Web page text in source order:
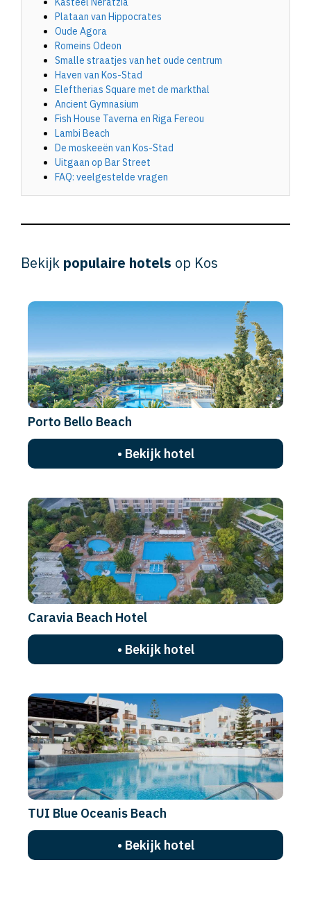
Plataan van Hippocrates
Oude Agora
Romeins Odeon
Smalle straatjes van het oude centrum
Haven van Kos-Stad
Eleftherias Square met de markthal
Ancient Gymnasium
Fish House Taverna en Riga Fereou
Lambi Beach
De moskeeën van Kos-Stad
Uitgaan op Bar Street
FAQ: veelgestelde vragen
Bekijk populaire hotels op Kos
Porto Bello Beach
• Bekijk hotel
Caravia Beach Hotel
• Bekijk hotel
TUI Blue Oceanis Beach
• Bekijk hotel